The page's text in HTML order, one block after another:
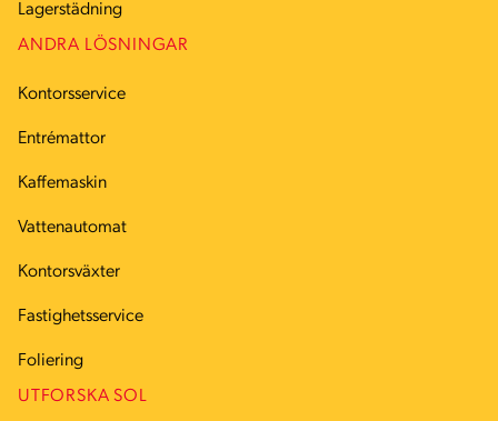
Lagerstädning
ANDRA LÖSNINGAR
Kontorsservice
Entrémattor
Kaffemaskin
Vattenautomat
Kontorsväxter
Fastighetsservice
Foliering
UTFORSKA SOL